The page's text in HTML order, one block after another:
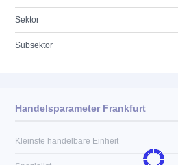
Sektor
Subsektor
Handelsparameter Frankfurt
Kleinste handelbare Einheit